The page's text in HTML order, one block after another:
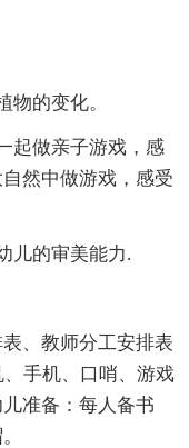
物的变化。
起做亲子游戏，感
然中做游戏，感受
儿的审美能力.
、教师分工安排表
手机、口哨、游戏
准备：每人备书